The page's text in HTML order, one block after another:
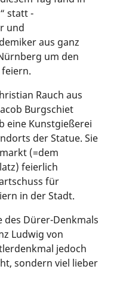
statt -
und
aus ganz
um den
Rauch aus
Burgschiet
eine Kunstgießerei
der Statue. Sie
(=dem
feierlich
für
in der Stadt.
des Dürer-Denkmals
Ludwig von
jedoch
sondern viel lieber